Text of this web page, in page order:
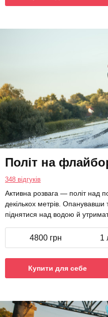
Політ на
348 відгуків
Активна розвага — політ над
декількох метрів. Опанувавши
піднятися над водою й
4800 грн 1
Купити для себе